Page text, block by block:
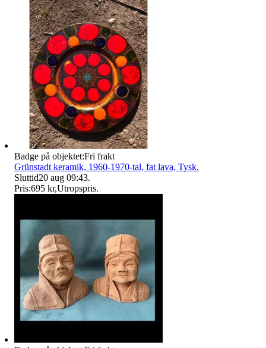
Badge på objektet:Fri frakt
Grünstadt keramik, 1960-1970-tal, fat lava, Tysk.
Sluttid20 aug 09:43.
Pris:695 kr,Utropspris.